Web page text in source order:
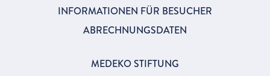
INFORMATIONEN FÜR BESUCHER
ABRECHNUNGSDATEN
MEDEKO STIFTUNG